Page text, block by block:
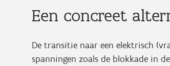
Een concreet
De transitie naar een elektrisch
spanningen zoals de blokkade in